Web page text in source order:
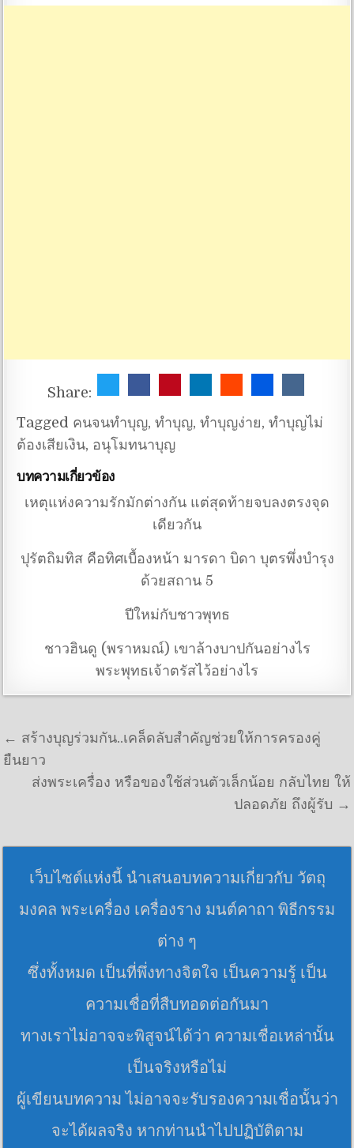
Share:
Tagged คนจนทำบุญ,ทำบุญ,ทำบุญง่าย,ทำบุญไม่
ต้องเสียเงิน, อนุโมทนาบุญ
บทความเกี่ยวข้อง
เหตุแห่งความรักมักต่างกัน แต่สุดท้ายจบลงตรงจุด
เดียวกัน
ปุรัตถิมทิส คือทิศเบื้องหน้า มารดา บิดา บุตรพึ่งบำรุง
ด้วยสถาน 5
ปีใหม่กับชาวพุทธ
ชาวฮินดู (พราหมณ์) เขาล้างบาปกันอย่างไร
พระพุทธเจ้าตรัสไว้อย่างไร
แนะแนวเรื่อง
← สร้างบุญร่วมกัน..เคล็ดลับสำคัญช่วยให้การครองคู่
ยืนยาว
ส่งพระเครื่อง หรือของใช้ส่วนตัวเล็กน้อย กลับไทย ให้
ปลอดภัย ถึงผู้รับ →
เว็บไซต์แห่งนี้ นำเสนอบทความเกี่ยวกับ วัตถุ
มงคล พระเครื่อง เครื่องราง มนต์คาถา พิธีกรรม
ต่าง ๆ
ซึ่งทั้งหมด เป็นที่พึ่งทางจิตใจ เป็นความรู้ เป็น
ความเชื่อที่สืบทอดต่อกันมา
ทางเราไม่อาจจะพิสูจน์ได้ว่า ความเชื่อเหล่านั้น
เป็นจริงหรือไม่
ผู้เขียนบทความ ไม่อาจจะรับรองความเชื่อนั้นว่า
จะได้ผลจริง หากท่านนำไปปฏิบัติตาม